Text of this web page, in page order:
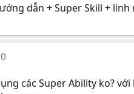
dẫn + Super Skill + linh
các Super Ability ko?